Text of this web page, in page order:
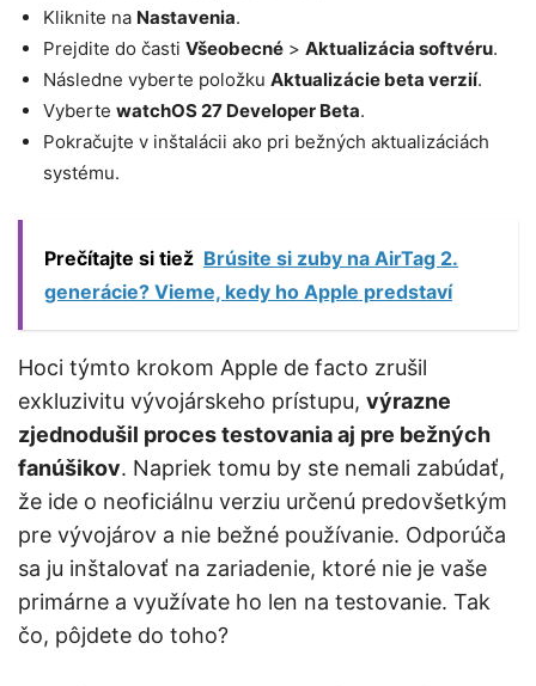
Kliknite na Nastavenia.
Prejdite do časti Všeobecné > Aktualizácia softvéru.
Následne vyberte položku Aktualizácie beta verzií.
Vyberte watchOS 27 Developer Beta.
Pokračujte v inštalácii ako pri bežných aktualizáciách
systému.
Prečítajte si tiež Brúsite si zuby na AirTag 2.
generácie? Vieme, kedy ho Apple predstaví
Hoci týmto krokom Apple de facto zrušil
exkluzivitu vývojárskeho prístupu, výrazne
zjednodušil proces testovania aj pre bežných
fanúšikov. Napriek tomu by ste nemali zabúdať,
že ide o neoficiálnu verziu určenú predovšetkým
pre vývojárov a nie bežné používanie. Odporúča
sa ju inštalovať na zariadenie, ktoré nie je vaše
primárne a využívate ho len na testovanie. Tak
čo, pôjdete do toho?